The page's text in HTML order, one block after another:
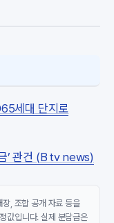
세대 단지로
’ 관건 (B tv news)
, 조합 공개 자료 등을
값입니다. 실제 분담금은